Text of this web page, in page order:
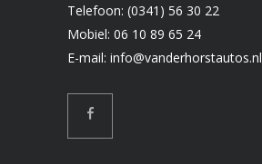
Telefoon: (0341) 56 30 22
Mobiel: 06 10 89 65 24
E-mail: info@vanderhorstautos.nl